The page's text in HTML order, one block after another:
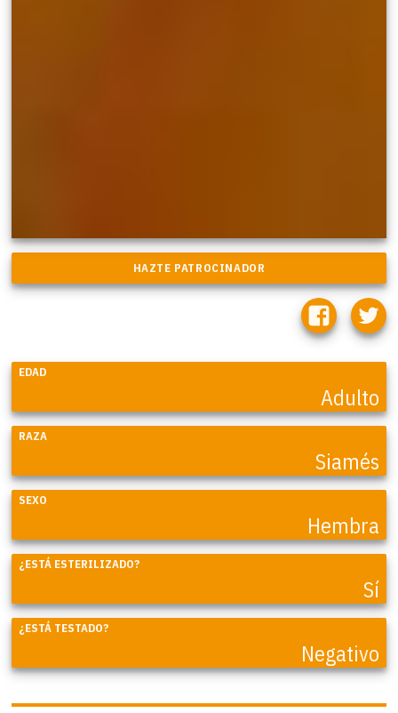
EDAD
Adulto
RAZA
Siamés
SEXO
Hembra
¿ESTÁ ESTERILIZADO?
Sí
¿ESTÁ TESTADO?
Negativo